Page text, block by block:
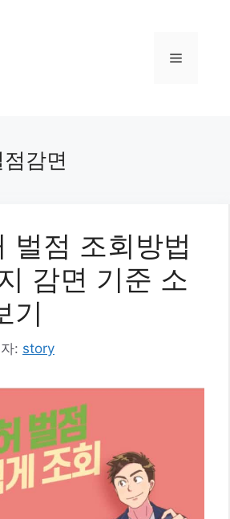
메
감면
벌점 조회방법
감면 기준 소
기
: story